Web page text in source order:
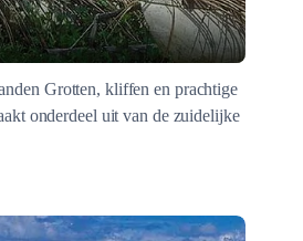
Grotten, kliffen en prachtige
onderdeel uit van de zuidelijke